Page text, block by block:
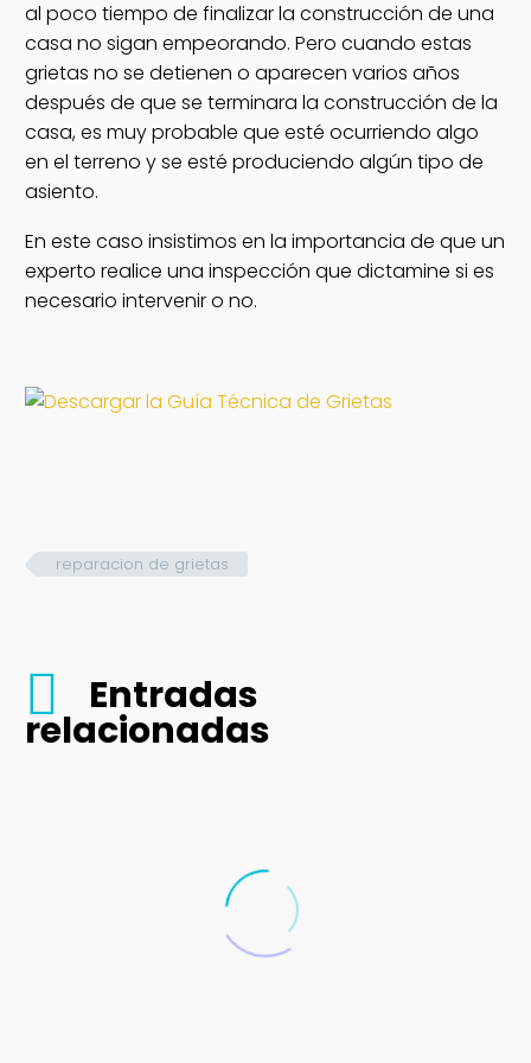
al poco tiempo de finalizar la construcción de una
casa no sigan empeorando. Pero cuando estas
grietas no se detienen o aparecen varios años
después de que se terminara la construcción de la
casa, es muy probable que esté ocurriendo algo
en el terreno y se esté produciendo algún tipo de
asiento.
En este caso insistimos en la importancia de que un
experto realice una inspección que dictamine si es
necesario intervenir o no.
reparacion de grietas
Entradas
relacionadas